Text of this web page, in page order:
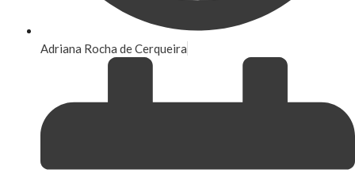
Adriana Rocha de Cerqueira